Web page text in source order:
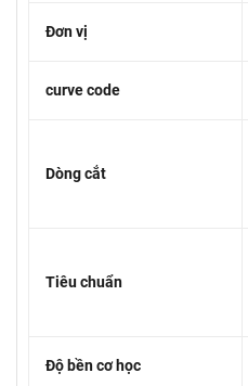
Đơn vị
curve code
Dòng cắt
Tiêu chuẩn
Độ bền cơ học